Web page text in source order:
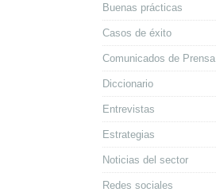
Buenas prácticas
Casos de éxito
Comunicados de Prensa
Diccionario
Entrevistas
Estrategias
Noticias del sector
Redes sociales